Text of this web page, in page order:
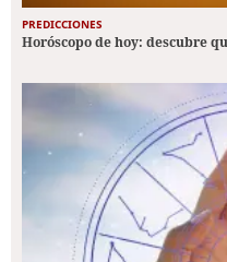
PREDICCIONES
Horóscopo de hoy: descubre